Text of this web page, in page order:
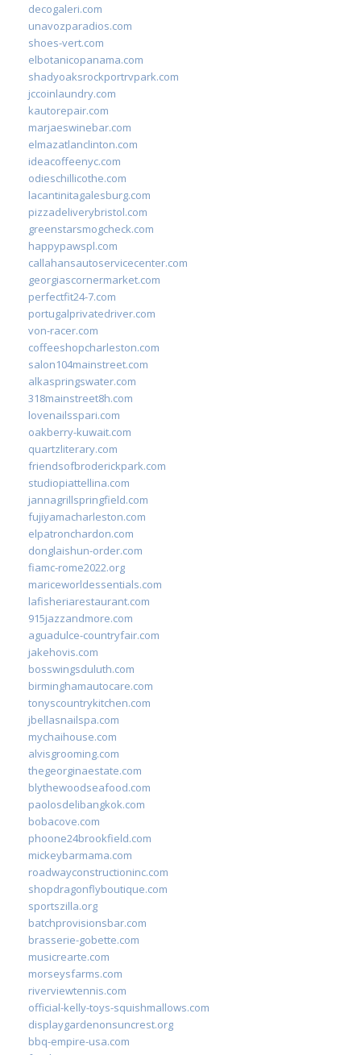
decogaleri.com
unavozparadios.com
shoes-vert.com
elbotanicopanama.com
shadyoaksrockportrvpark.com
jccoinlaundry.com
kautorepair.com
marjaeswinebar.com
elmazatlanclinton.com
ideacoffeenyc.com
odieschillicothe.com
lacantinitagalesburg.com
pizzadeliverybristol.com
greenstarsmogcheck.com
happypawspl.com
callahansautoservicecenter.com
georgiascornermarket.com
perfectfit24-7.com
portugalprivatedriver.com
von-racer.com
coffeeshopcharleston.com
salon104mainstreet.com
alkaspringswater.com
318mainstreet8h.com
lovenailsspari.com
oakberry-kuwait.com
quartzliterary.com
friendsofbroderickpark.com
studiopiattellina.com
jannagrillspringfield.com
fujiyamacharleston.com
elpatronchardon.com
donglaishun-order.com
fiamc-rome2022.org
mariceworldessentials.com
lafisheriarestaurant.com
915jazzandmore.com
aguadulce-countryfair.com
jakehovis.com
bosswingsduluth.com
birminghamautocare.com
tonyscountrykitchen.com
jbellasnailspa.com
mychaihouse.com
alvisgrooming.com
thegeorginaestate.com
blythewoodseafood.com
paolosdelibangkok.com
bobacove.com
phoone24brookfield.com
mickeybarmama.com
roadwayconstructioninc.com
shopdragonflyboutique.com
sportszilla.org
batchprovisionsbar.com
brasserie-gobette.com
musicrearte.com
morseysfarms.com
riverviewtennis.com
official-kelly-toys-squishmallows.com
displaygardenonsuncrest.org
bbq-empire-usa.com